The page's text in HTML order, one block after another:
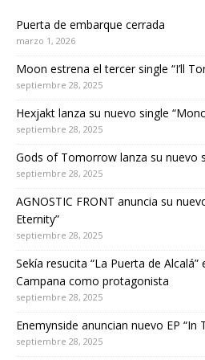
Puerta de embarque cerrada
marzo 1, 2026
Moon estrena el tercer single “I’ll
septiembre 28, 2025
Hexjakt lanza su nuevo single
septiembre 28, 2025
Gods of Tomorrow lanza su nuevo
septiembre 28, 2025
AGNOSTIC FRONT anuncia su
Eternity”
septiembre 28, 2025
Sekía resucita “La Puerta de
Campana como protagonista
septiembre 28, 2025
Enemynside anuncian nuevo EP “In
septiembre 28, 2025